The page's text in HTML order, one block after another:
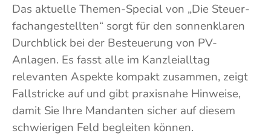
Das aktuelle Themen-Special von „Die Steuer­
fach­angestellten“ sorgt für den sonnen­klaren
Durch­blick bei der Be­steuerung von PV-
Anlagen. Es fasst alle im Kanzlei­alltag
relevanten Aspekte kompakt zusammen, zeigt
Fall­stricke auf und gibt praxis­nahe Hin­weise,
damit Sie Ihre Man­danten sicher auf diesem
schwierigen Feld be­gleiten können.